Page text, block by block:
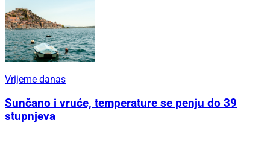
Vrijeme danas
Sunčano i vruće, temperature se penju do 39
stupnjeva